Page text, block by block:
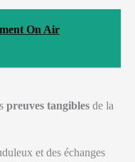
On Air
preuves tangibles de la
et des échanges